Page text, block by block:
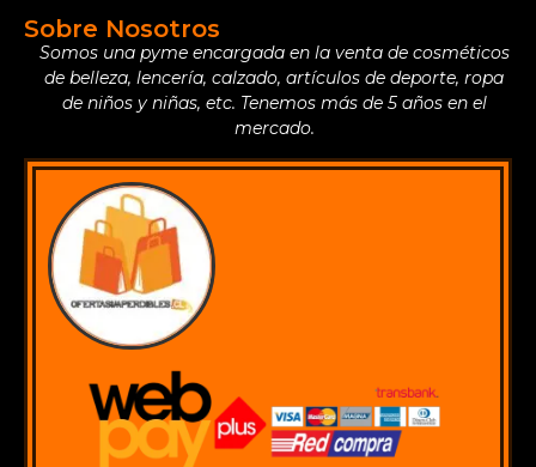
Sobre Nosotros
Somos una pyme encargada en la venta de cosméticos
de belleza, lencería, calzado, artículos de deporte, ropa
de niños y niñas, etc. Tenemos más de 5 años en el
mercado.